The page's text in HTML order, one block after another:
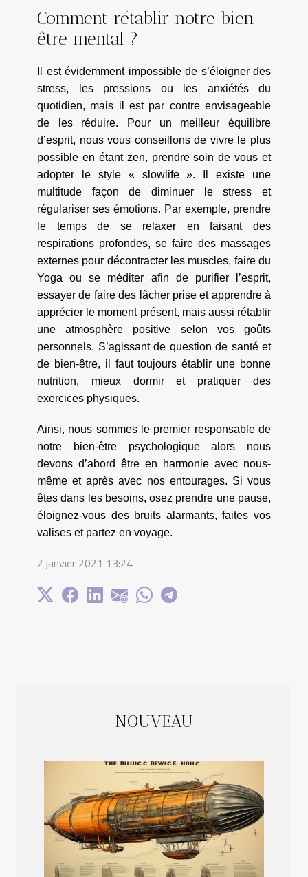
Comment rétablir notre bien-
être mental ?
Il est évidemment impossible de s’éloigner des
stress, les pressions ou les anxiétés du
quotidien, mais il est par contre envisageable
de les réduire. Pour un meilleur équilibre
d’esprit, nous vous conseillons de vivre le plus
possible en étant zen, prendre soin de vous et
adopter le style « slowlife ». Il existe une
multitude façon de diminuer le stress et
régulariser ses émotions. Par exemple, prendre
le temps de se relaxer en faisant des
respirations profondes, se faire des massages
externes pour décontracter les muscles, faire du
Yoga ou se méditer afin de purifier l’esprit,
essayer de faire des lâcher prise et apprendre à
apprécier le moment présent, mais aussi rétablir
une atmosphère positive selon vos goûts
personnels. S’agissant de question de santé et
de bien-être, il faut toujours établir une bonne
nutrition, mieux dormir et pratiquer des
exercices physiques.
Ainsi, nous sommes le premier responsable de
notre bien-être psychologique alors nous
devons d’abord être en harmonie avec nous-
même et après avec nos entourages. Si vous
êtes dans les besoins, osez prendre une pause,
éloignez-vous des bruits alarmants, faites vos
valises et partez en voyage.
2 janvier 2021 13:24
NOUVEAU